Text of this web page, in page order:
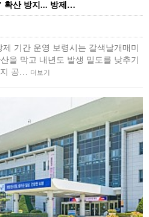
확산 방지... 방제…
기간 운영 보령시는 갈색날개매미
을 막고 내년도 발생 밀도를 낮추기
지 공… 더보기